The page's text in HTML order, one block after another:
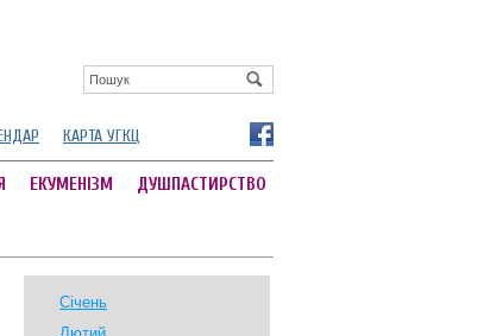
КАРТА УГКЦ
ЕКУМЕНІЗМ ДУШПАСТИРСТВО
Січень